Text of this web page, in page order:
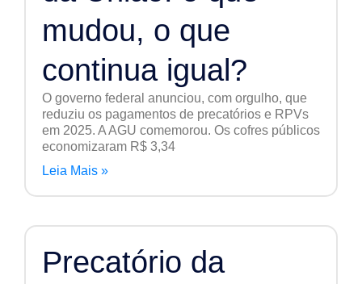
mudou, o que
continua igual?
O governo federal anunciou, com orgulho, que
reduziu os pagamentos de precatórios e RPVs
em 2025. A AGU comemorou. Os cofres públicos
economizaram R$ 3,34
Leia Mais »
Precatório da